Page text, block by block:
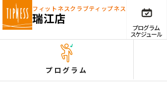
フィットネスクラブティップネス
瑞江店
プログラム
スケジュール
プログラム